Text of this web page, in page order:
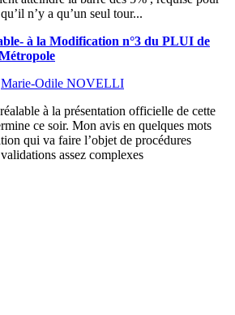
n’y a qu’un seul tour...
à la Modification n°3 du PLUI de
Marie-Odile NOVELLI
à la présentation officielle de cette
ce soir. Mon avis en quelques mots
qui va faire l’objet de procédures
assez complexes